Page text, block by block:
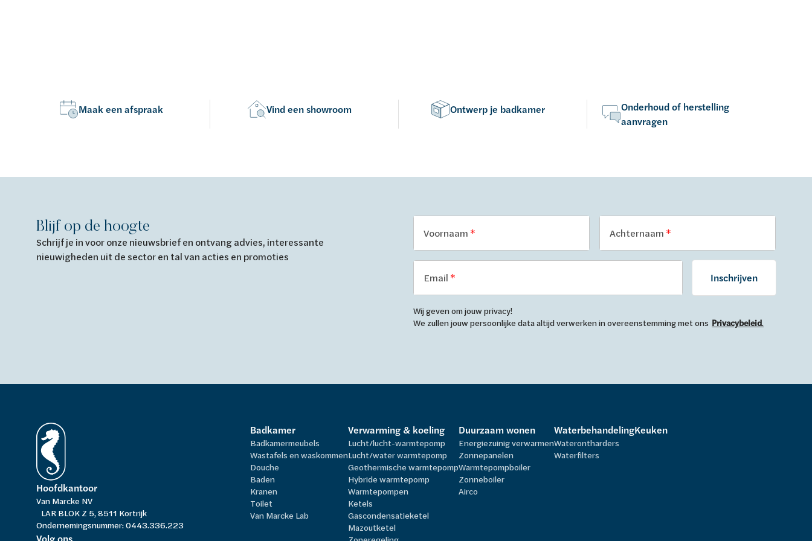
Maak een afspraak Vind een showroom Ontwerp je badkamer
Onderhoud of herstelling
aanvragen
Blijf op de hoogte
Schrijf je in voor onze nieuwsbrief en ontvang advies, interessante
nieuwigheden uit de sector en tal van acties en promoties
Voornaam Achternaam
Email Inschrijven
Wij geven om jouw privacy!
We zullen jouw persoonlijke data altijd verwerken in overeenstemming met ons Privacybeleid.
Hoofdkantoor
Van Marcke NV
LAR BLOK Z 5, 8511 Kortrijk
Ondernemingsnummer: 0443.336.223
Volg ons
Badkamer
Badkamermeubels
Wastafels en waskommen
Douche
Baden
Kranen
Toilet
Van Marcke Lab
Verwarming & koeling
Lucht/lucht-warmtepomp
Lucht/water warmtepomp
Geothermische warmtepomp
Hybride warmtepomp
Warmtepompen
Ketels
Gascondensatieketel
Mazoutketel
Duurzaam wonen
Energiezuinig verwarmen
Zonnepanelen
Warmtepompboiler
Zonneboiler
Airco
Waterbehandeling
Waterontharders
Waterfilters
Keuken